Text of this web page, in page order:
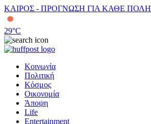
ΚΑΙΡΟΣ - ΠΡΟΓΝΩΣΗ ΓΙΑ ΚΑΘΕ ΠΟΛΗ
29°C
Κοινωνία
Πολιτική
Κόσμος
Οικονομία
Άποψη
Life
Entertainment